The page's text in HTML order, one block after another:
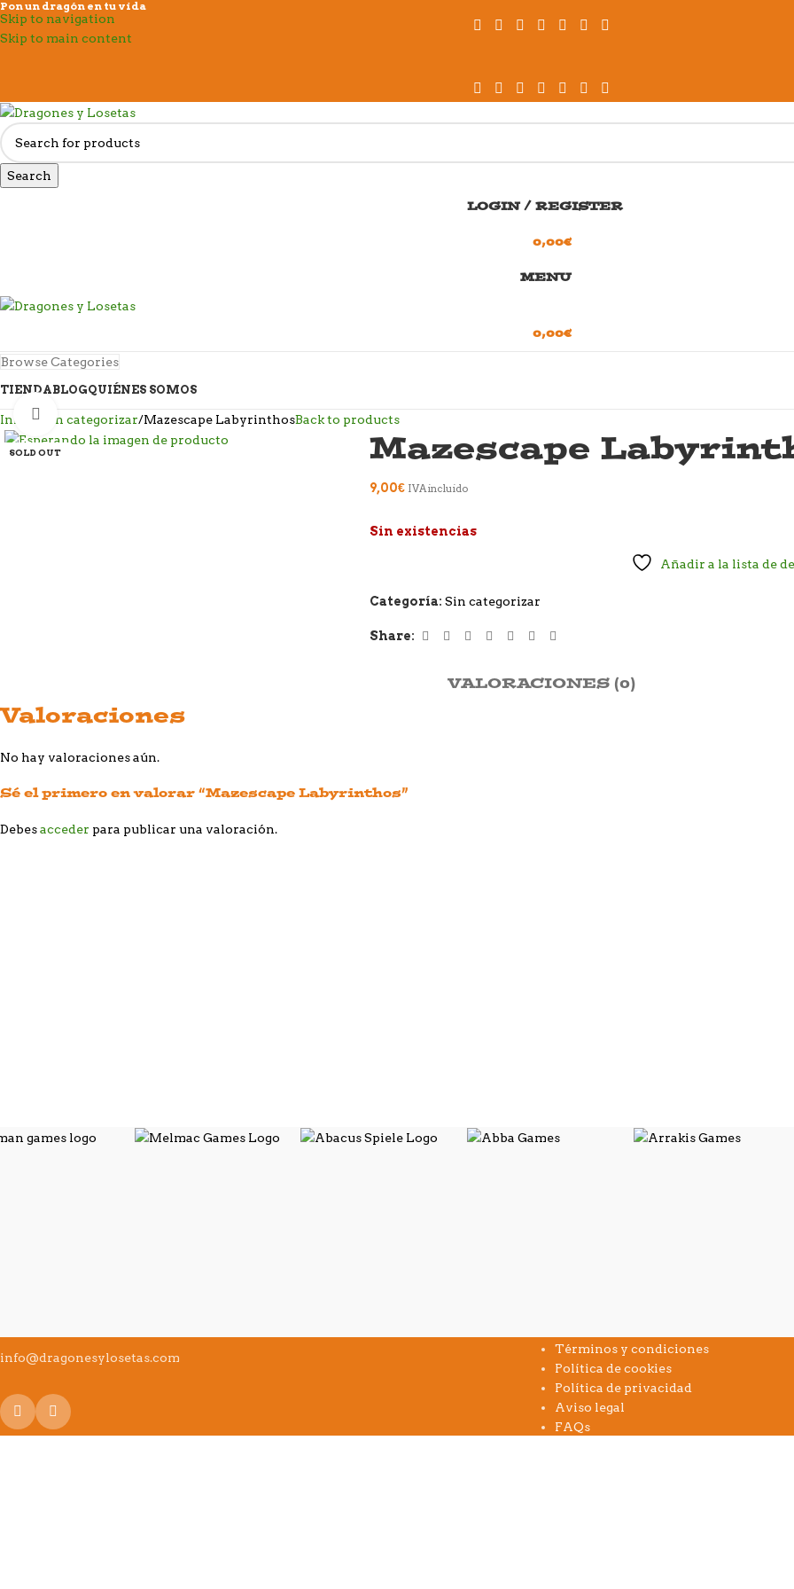
Skip to navigation
Skip to main content
Pon un dragón en tu vida
Search
LOGIN / REGISTER
0,00€
MENU
0,00€
Browse Categories
TIENDABLOGQUIÉNES SOMOS
Inicio Sin categorizar Mazescape LabyrinthosBack to products
SOLD OUT
Click to enlarge
Mazescape
9,00€ IVA incluido
Sin existencias
Añadir a la lista de
Categoría: Sin categorizar
Share:
VALORACIONES (0)
Valoraciones
No hay valoraciones aún.
Sé el primero en valorar “Mazescape Labyrinthos”
Debesacceder para publicar una valoración.
info@dragonesylosetas.com
Términos y condiciones
Política de cookies
Política de privacidad
Aviso legal
FAQs